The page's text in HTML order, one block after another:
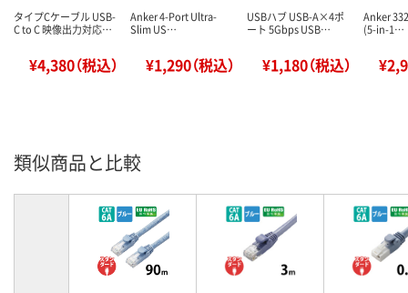
タイプCケーブル USB-
C to C 映像出力対応…
¥4,380（税込）
Anker 4-Port Ultra-
Slim US…
¥1,290（税込）
USBハブ USB-A×4ポ
ート 5Gbps USB…
¥1,180（税込）
Anker
(5-in-1…
類似商品と比較